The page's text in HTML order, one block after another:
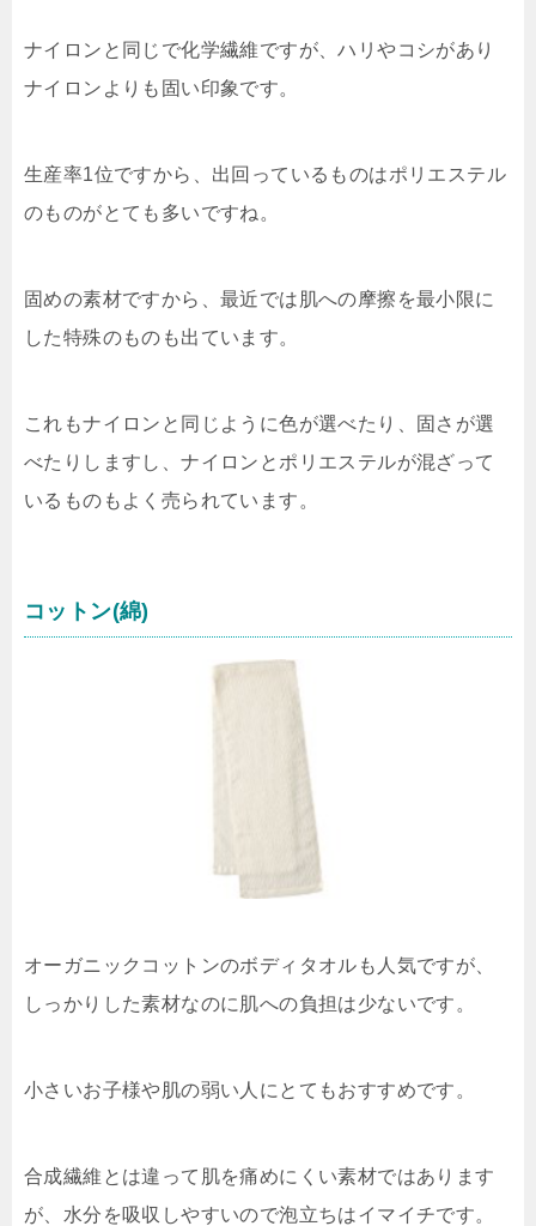
ナイロンと同じで化学繊維ですが、ハリやコシがあり
ナイロンよりも固い印象です。
生産率1位ですから、出回っているものはポリエステル
のものがとても多いですね。
固めの素材ですから、最近では肌への摩擦を最小限に
した特殊のものも出ています。
これもナイロンと同じように色が選べたり、固さが選
べたりしますし、ナイロンとポリエステルが混ざって
いるものもよく売られています。
コットン(綿)
オーガニックコットンのボディタオルも人気ですが、
しっかりした素材なのに肌への負担は少ないです。
小さいお子様や肌の弱い人にとてもおすすめです。
合成繊維とは違って肌を痛めにくい素材ではあります
が、水分を吸収しやすいので泡立ちはイマイチです。